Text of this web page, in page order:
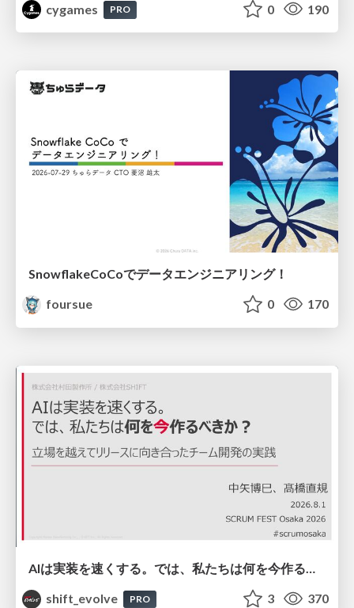
cygames
PRO 0 190
SnowflakeCoCoでデータエンジニアリング！
foursue
0 170
AIは実装を速くする。では、私たちは何を今作るべきか？－立場を越えてリリースに向き合ったチーム開発の実践 / 20260801 Hiromi Nakaya and Naoki Takahashi
shift_evolve
PRO 3 370